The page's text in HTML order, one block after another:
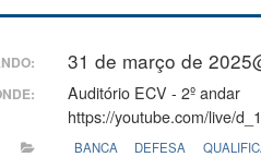
31 de março de
Auditório ECV - 2º andar
https://youtube.com/live/
BANCA DEFESA